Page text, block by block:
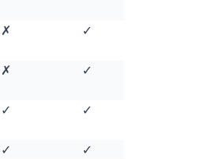
✗ ✓
✗ ✓
✓ ✓
✓
✓